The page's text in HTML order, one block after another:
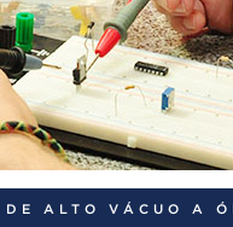
ALTO VÁCUO A